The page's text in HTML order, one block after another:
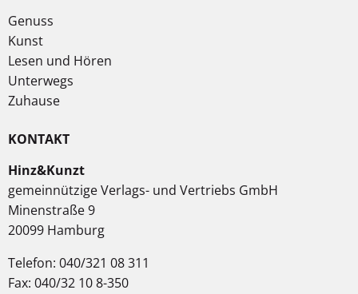
Genuss
Kunst
Lesen und Hören
Unterwegs
Zuhause
KONTAKT
Hinz&Kunzt
gemeinnützige Verlags- und Vertriebs GmbH
Minenstraße 9
20099 Hamburg
Telefon: 040/321 08 311
Fax: 040/32 10 8-350